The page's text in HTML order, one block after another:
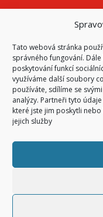
Tato webová stránka
správného fungování.
poskytování funkcí
využíváme další soubory
používáte, sdílíme se
analýzy. Partneři tyto
které jste jim poskytli
jejich služby
Všechny
© 2026
Code &